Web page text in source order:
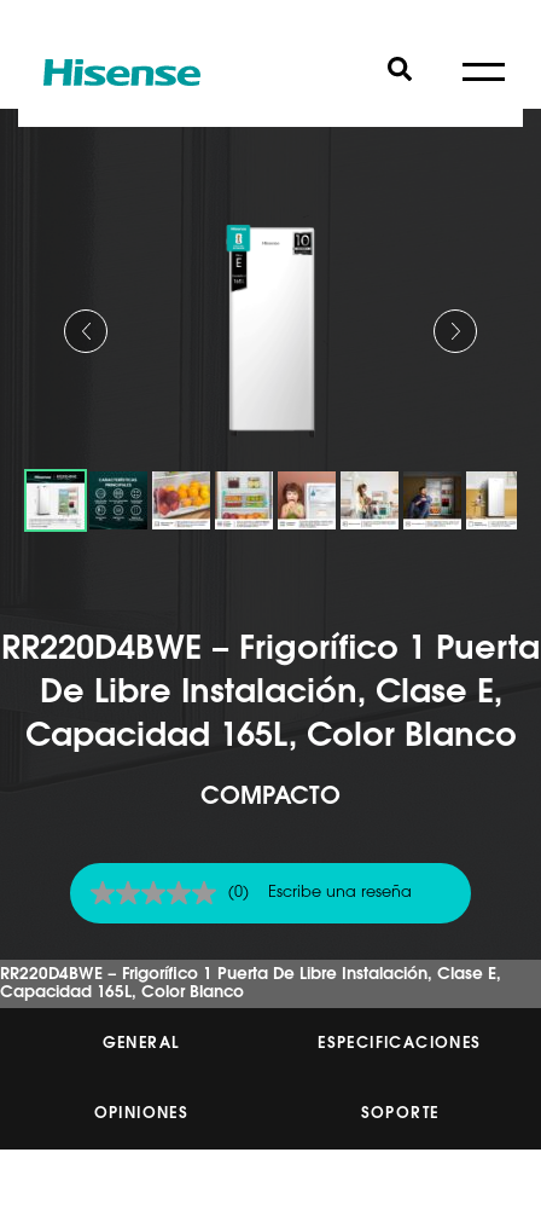
RR220D4BWE – Frigorífico 1 Puerta
De Libre Instalación, Clase E,
Capacidad 165L, Color Blanco
COMPACTO
Sin
puntuación
en
la
misma
(0) Escribe una reseña
RR220D4BWE – Frigorífico 1 Puerta De Libre Instalación, Clase E,
Capacidad 165L, Color Blanco
GENERAL ESPECIFICACIONES
OPINIONES SOPORTE